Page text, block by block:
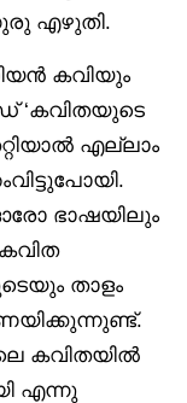
എഴുതി.
കവിയും
‘കവിതയുടെ
എല്ലാം
ഭാഷയിലും
താളം
കവിതയിൽ
എന്നു